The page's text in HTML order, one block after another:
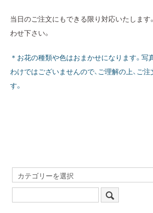
当日のご注文にもできる限り対応いたします
わせ下さい。
＊お花の種類や色はおまかせになります。写
わけではございませんので、ご理解の上、ご
す。